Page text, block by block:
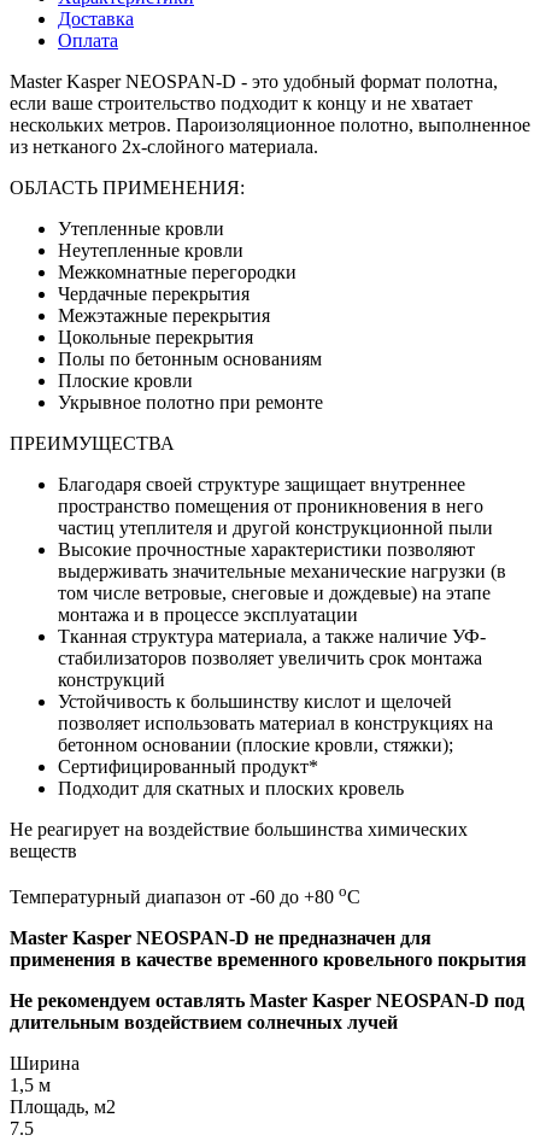
Доставка
Оплата
Master Kasper NEOSPAN-D - это удобный формат полотна,
если ваше строительство подходит к концу и не хватает
нескольких метров. Пароизоляционное полотно, выполненное
из нетканого 2х-слойного материала.
ОБЛАСТЬ ПРИМЕНЕНИЯ:
Утепленные кровли
Неутепленные кровли
Межкомнатные перегородки
Чердачные перекрытия
Межэтажные перекрытия
Цокольные перекрытия
Полы по бетонным основаниям
Плоские кровли
Укрывное полотно при ремонте
ПРЕИМУЩЕСТВА
Благодаря своей структуре защищает внутреннее
пространство помещения от проникновения в него
частиц утеплителя и другой конструкционной пыли
Высокие прочностные характеристики позволяют
выдерживать значительные механические нагрузки (в
том числе ветровые, снеговые и дождевые) на этапе
монтажа и в процессе эксплуатации
Тканная структура материала, а также наличие УФ-
стабилизаторов позволяет увеличить срок монтажа
конструкций
Устойчивость к большинству кислот и щелочей
позволяет использовать материал в конструкциях на
бетонном основании (плоские кровли, стяжки);
Сертифицированный продукт*
Подходит для скатных и плоских кровель
Не реагирует на воздействие большинства химических
веществ
Температурный диапазон от -60 до +80 оС
Master Kasper NEOSPAN-D не предназначен для
применения в качестве временного кровельного покрытия
Не рекомендуем оставлять Master Kasper NEOSPAN-D под
длительным воздействием солнечных лучей
Ширина
1,5 м
Площадь, м2
7.5